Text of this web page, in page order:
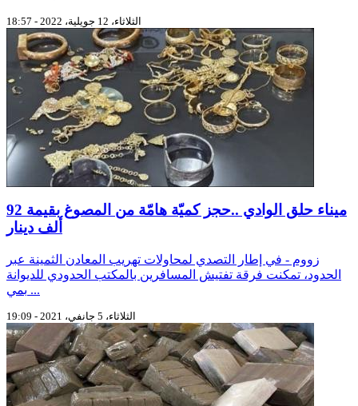
الثلاثاء، 12 جويلية، 2022 - 18:57
ميناء حلق الوادي ..حجز كميّة هامّة من المصوغ بقيمة 92
ألف دينار
زووم - في إطار التصدي لمحاولات تهريب المعادن الثمينة عبر
الحدود، تمكنت فرقة تفتيش المسافرين بالمكتب الحدودي للديوانة
بمي ...
الثلاثاء، 5 جانفي، 2021 - 19:09